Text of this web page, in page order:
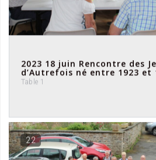
2023 18 juin Rencontre des
d’Autrefois né entre 1923 et
Table 1
22